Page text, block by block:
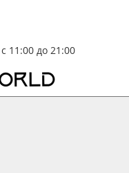
11:00 до 21:00